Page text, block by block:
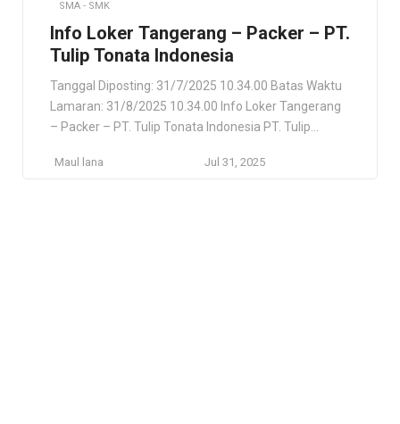
SMA - SMK
Info Loker Tangerang – Packer – PT.
Tulip Tonata Indonesia
Tanggal Diposting: 31/7/2025 10.34.00 Batas Waktu
Lamaran: 31/8/2025 10.34.00 Info Loker Tangerang
– Packer – PT. Tulip Tonata Indonesia PT. Tulip
Lokasi Pekerjaan Kabupaten Tangerang, Banten , ID
Maul lana Jul 31, 2025